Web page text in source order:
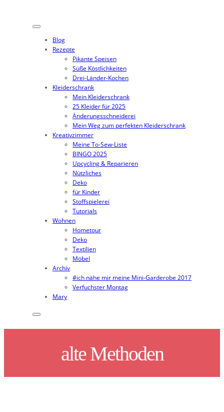
Blog
Rezepte
Pikante Speisen
Süße Köstlichkeiten
Drei-Länder-Kochen
Kleiderschrank
Mein Kleiderschrank
25 Kleider für 2025
Änderungsschneiderei
Mein Weg zum perfekten Kleiderschrank
Kreativzimmer
Meine To-Sew-Liste
BINGO 2025
Upcycling & Reparieren
Nützliches
Deko
für Kinder
Stoffspielerei
Tutorials
Wohnen
Hometour
Deko
Textilien
Möbel
Archiv
#ich nähe mir meine Mini-Garderobe 2017
Verfuchster Montag
Mary
alte Methoden